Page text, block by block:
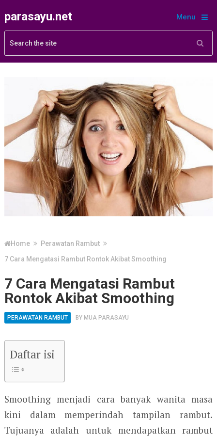
parasayu.net Menu
Home
Perawatan Rambut
7 Cara Mengatasi Rambut Rontok Akibat Smoothing
7 Cara Mengatasi Rambut
Rontok Akibat Smoothing
PERAWATAN RAMBUT BY MUA PARASAYU
Daftar isi
Smoothing menjadi cara banyak wanita masa
kini dalam memperindah tampilan rambut.
Tujuanya adalah untuk mendapatkan rambut